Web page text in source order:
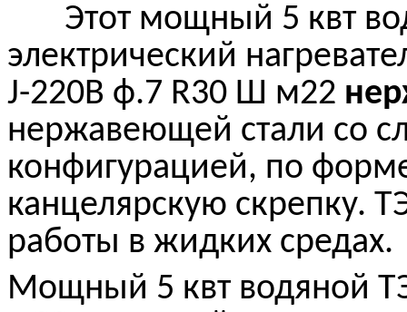
Этот мощный 5 квт
электрический
J-220В ф.7 R30 Ш м22 н
нержавеющей стали со
конфигурацией, по
канцелярскую скрепку.
работы в жидких средах.
Мощный 5 квт водяной